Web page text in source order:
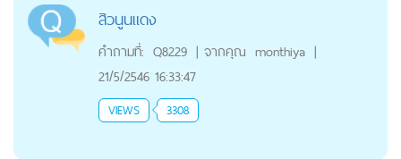
สิวนูนแดง
คำถามที่: Q8229 | จากคุณ monthiya |
21/5/2546 16:33:47
VIEWS 3308